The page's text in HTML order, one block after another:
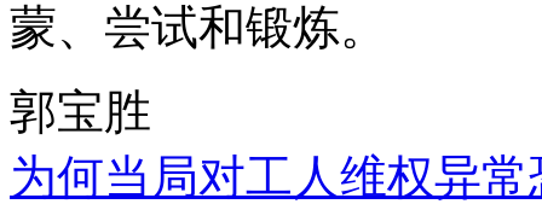
蒙、尝试和锻炼。
郭宝胜
为何当局对工人维权异